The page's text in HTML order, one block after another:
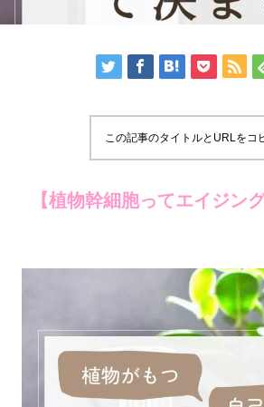
この記事のタイトルとURLをコ
【植物幹細胞ってエイジン